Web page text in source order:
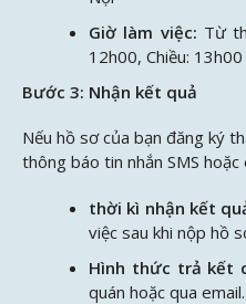
Giờ làm việc: Từ
12h00, Chiều:
Bước 3: Nhận kết quả
Nếu hồ sơ của bạn đăng ký
thông báo tin nhắn SMS hoặc
thời kì nhận kết
việc sau khi nộp hồ
Hình thức trả kết
quán hoặc qua email.